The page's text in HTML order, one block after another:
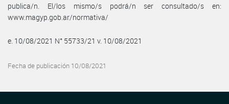
publica/n. El/los mismo/s podrá/n ser consultado/s en:
www.magyp.gob.ar/normativa/
e. 10/08/2021 N° 55733/21 v. 10/08/2021
Fecha de publicación 10/08/2021